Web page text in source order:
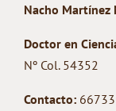
Nacho Martínez
Doctor en
Nº Col. 54352
Contacto: